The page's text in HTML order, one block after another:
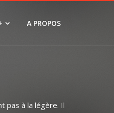
A PROPOS
pas à la légère. Il